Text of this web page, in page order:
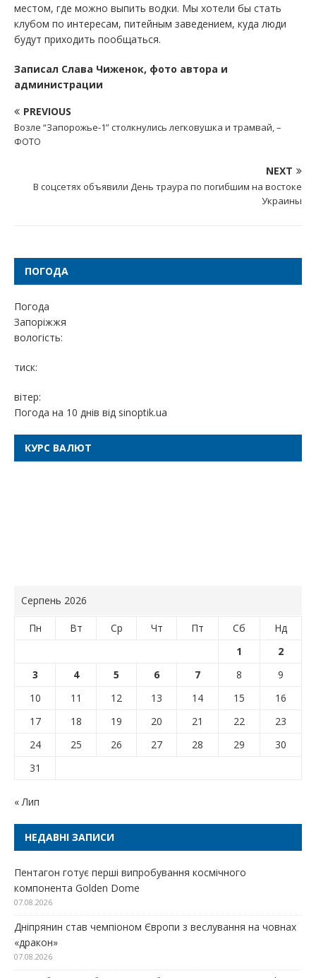
местом, где можно выпить водки. Мы хотели бы стать
клубом по интересам, питейным заведением, куда люди
будут приходить пообщаться.
Записал Слава Чиженок, фото автора и
администрации
PREVIOUS
Возле “Запорожье-1” столкнулись легковушка и трамвай, –
ФОТО
NEXT
В соцсетях объявили День траура по погибшим на востоке
Украины
ПОГОДА
Погода
Запоріжжя
вологість:
тиск:
вітер:
Погода на 10 днів від sinoptik.ua
КУРС ВАЛЮТ
Серпень 2026
Пн Вт Ср Чт Пт Сб
Нд
1
2
3
4 5 6 7 8
9
10
11 12 13 14 15
16
17
18 19 20 21 22
23
24
25 26 27 28 29
30
31
« Лип
НЕДАВНІ ЗАПИСИ
Пентагон готує перші випробування космічного
компонента Golden Dome
07.08.2026
Дніпрянин став чемпіоном Європи з веслування на човнах
«дракон»
07.08.2026